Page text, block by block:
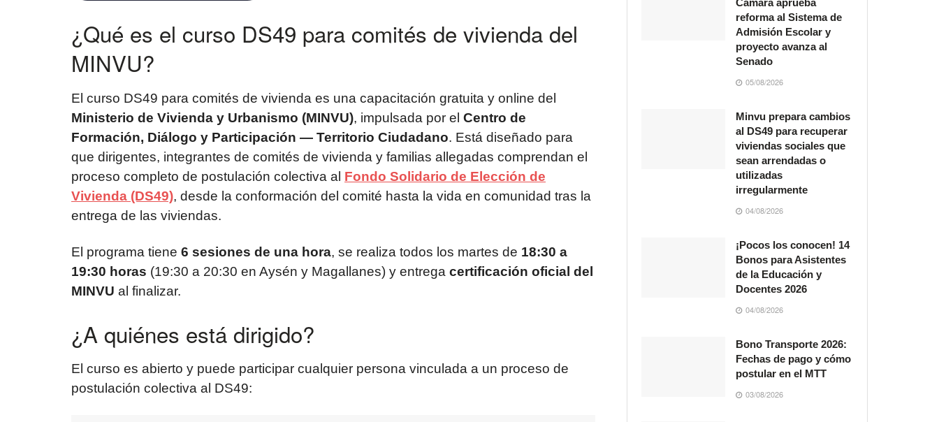
¿Qué es el curso DS49 para comités de vivienda del
MINVU?
El curso DS49 para comités de vivienda es una capacitación gratuita y online del
Ministerio de Vivienda y Urbanismo (MINVU), impulsada por el Centro de
Formación, Diálogo y Participación — Territorio Ciudadano. Está diseñado para
que dirigentes, integrantes de comités de vivienda y familias allegadas comprendan el
proceso completo de postulación colectiva al Fondo Solidario de Elección de
Vivienda (DS49), desde la conformación del comité hasta la vida en comunidad tras la
entrega de las viviendas.
El programa tiene 6 sesiones de una hora, se realiza todos los martes de 18:30 a
19:30 horas (19:30 a 20:30 en Aysén y Magallanes) y entrega certificación oficial del
MINVU al finalizar.
¿A quiénes está dirigido?
El curso es abierto y puede participar cualquier persona vinculada a un proceso de
postulación colectiva al DS49:
Cámara aprueba
reforma al Sistema de
Admisión Escolar y
proyecto avanza al
Senado
05/08/2026
Minvu prepara cambios
al DS49 para recuperar
viviendas sociales que
sean arrendadas o
utilizadas
irregularmente
04/08/2026
¡Pocos los conocen! 14
Bonos para Asistentes
de la Educación y
Docentes 2026
04/08/2026
Bono Transporte 2026:
Fechas de pago y cómo
postular en el MTT
03/08/2026